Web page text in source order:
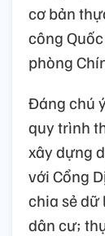
cơ bản
công
phòng
Đáng chú
quy trình
xây dựng
với Cổng
chia sẻ dữ
dân cư;